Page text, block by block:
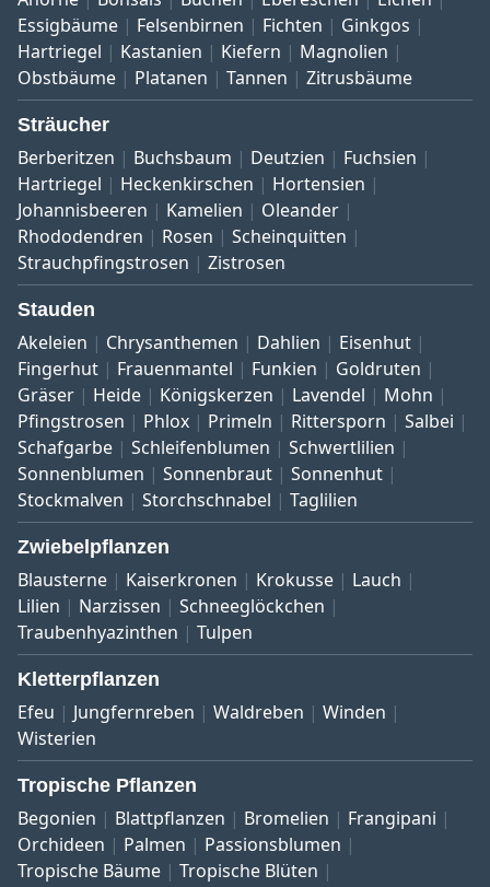
Essigbäume
Felsenbirnen Fichten
Ginkgos
Hartriegel
Kastanien Kiefern
Magnolien
Obstbäume
Platanen Tannen Zitrusbäume
Sträucher
Berberitzen Buchsbaum Deutzien
Fuchsien
Hartriegel
Heckenkirschen
Hortensien
Johannisbeeren
Kamelien
Oleander
Rhododendren
Rosen
Scheinquitten
Strauchpfingstrosen
Zistrosen
Stauden
Akeleien Chrysanthemen Dahlien
Eisenhut
Fingerhut
Frauenmantel Funkien
Goldruten
Gräser
Heide Königskerzen Lavendel
Mohn
Pfingstrosen
Phlox Primeln Rittersporn
Salbei
Schafgarbe
Schleifenblumen
Schwertlilien
Sonnenblumen
Sonnenbraut
Sonnenhut
Stockmalven
Storchschnabel Taglilien
Zwiebelpflanzen
Blausterne Kaiserkronen Krokusse
Lauch
Lilien
Narzissen
Schneeglöckchen
Traubenhyazinthen
Tulpen
Kletterpflanzen
Efeu Jungfernreben Waldreben
Winden
Wisterien
Tropische Pflanzen
Begonien Blattpflanzen Bromelien
Frangipani
Orchideen
Palmen
Passionsblumen
Tropische Bäume
Tropische Blüten